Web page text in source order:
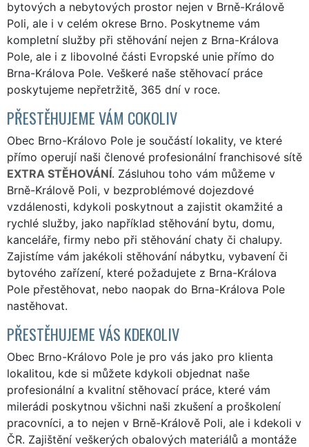
bytových a nebytových prostor nejen v Brně-Králově
Poli, ale i v celém okrese Brno. Poskytneme vám
kompletní služby při stěhování nejen z Brna-Králova
Pole, ale i z libovolné části Evropské unie přímo do
Brna-Králova Pole. Veškeré naše stěhovací práce
poskytujeme nepřetržitě, 365 dní v roce.
PŘESTĚHUJEME VÁM COKOLIV
Obec Brno-Královo Pole je součástí lokality, ve které
přímo operují naši členové profesionální franchisové sítě
EXTRA STĚHOVÁNÍ. Zásluhou toho vám můžeme v
Brně-Králově Poli, v bezproblémové dojezdové
vzdálenosti, kdykoli poskytnout a zajistit okamžité a
rychlé služby, jako například stěhování bytu, domu,
kanceláře, firmy nebo při stěhování chaty či chalupy.
Zajistíme vám jakékoli stěhování nábytku, vybavení či
bytového zařízení, které požadujete z Brna-Králova
Pole přestěhovat, nebo naopak do Brna-Králova Pole
nastěhovat.
PŘESTĚHUJEME VÁS KDEKOLIV
Obec Brno-Královo Pole je pro vás jako pro klienta
lokalitou, kde si můžete kdykoli objednat naše
profesionální a kvalitní stěhovací práce, které vám
milerádi poskytnou všichni naši zkušení a proškolení
pracovníci, a to nejen v Brně-Králově Poli, ale i kdekoli v
ČR. Zajištění veškerých obalových materiálů a montáže